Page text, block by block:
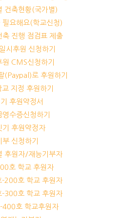
건축현황(국가별)
요해요(학교신청)
진행 점검표 제출
시후원 신청하기
CMS신청하기
(Paypal)로 후원하기
지정 후원하기
후원약정서
수증신청하기
후원약정자
신청하기
후원자/재능기부자
호 학교 후원자
200호 학교 후원자
300호 학교 후원자
호 학교후원자